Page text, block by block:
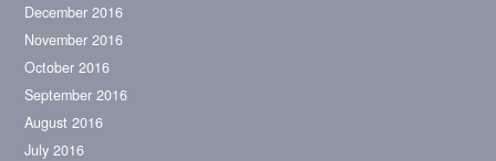
December 2016
November 2016
October 2016
September 2016
August 2016
July 2016